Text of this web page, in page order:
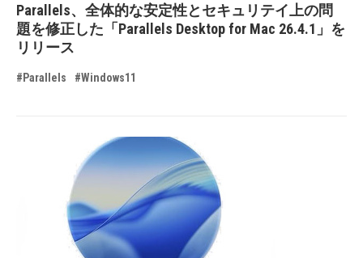
Parallels、全体的な安定性とセキュリテイ上の問
題を修正した「Parallels Desktop for Mac 26.4.1」を
リリース
#Parallels #Windows11